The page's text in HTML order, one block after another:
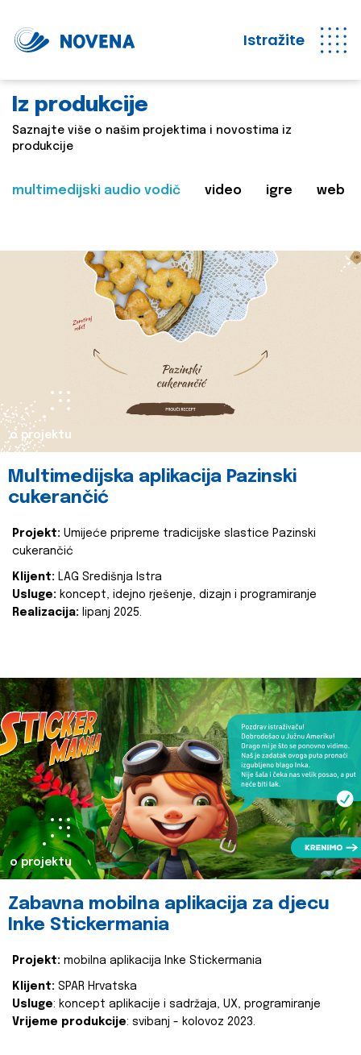
Istražite
Iz produkcije
Saznajte više o našim projektima i novostima iz
produkcije
multimedijski audio vodič video igre web
o projektu
Multimedijska aplikacija Pazinski
cukerančić
Projekt: Umijeće pripreme tradicijske slastice Pazinski
cukerančić
Klijent: LAG Središnja Istra
Usluge: koncept, idejno rješenje, dizajn i programiranje
Realizacija: lipanj 2025.
o projektu
Zabavna mobilna aplikacija za djecu
Inke Stickermania
Projekt: mobilna aplikacija Inke Stickermania
Klijent: SPAR Hrvatska
Usluge: koncept aplikacije i sadržaja, UX, programiranje
Vrijeme produkcije: svibanj - kolovoz 2023.